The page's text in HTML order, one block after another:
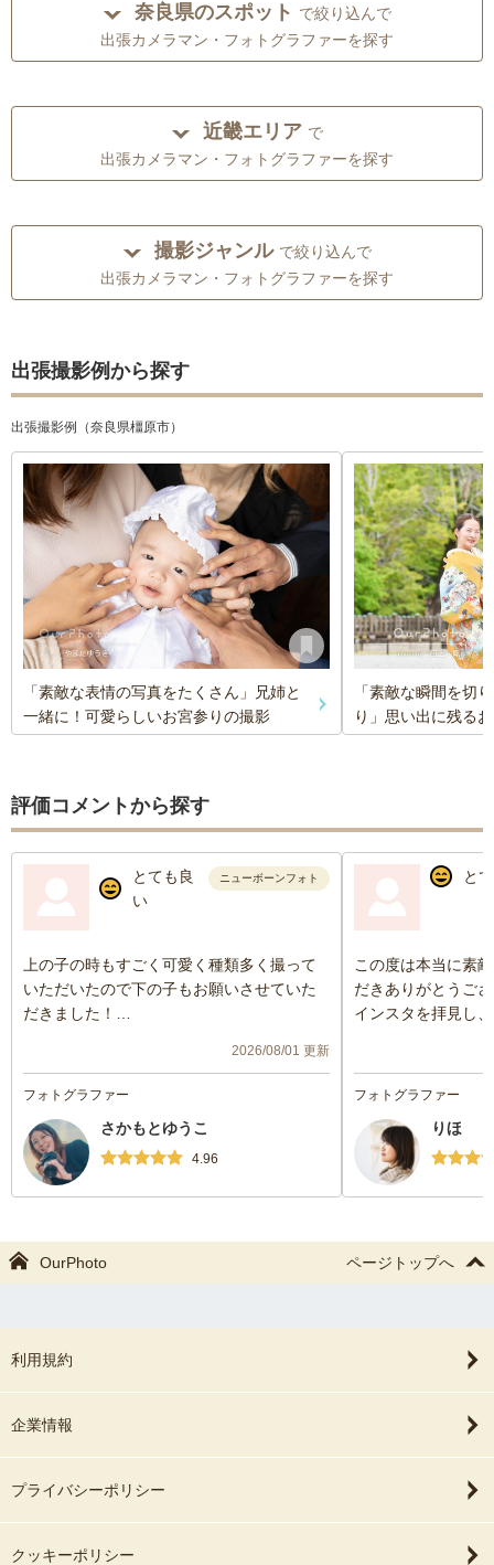
奈良県のスポット で絞り込んで
出張カメラマン・フォトグラファーを探す
近畿エリア で
出張カメラマン・フォトグラファーを探す
撮影ジャンル で絞り込んで
出張カメラマン・フォトグラファーを探す
出張撮影例から探す
出張撮影例（奈良県橿原市）
「素敵な表情の写真をたくさん」兄姉と
一緒に！可愛らしいお宮参りの撮影
「素敵な瞬間を切
り」思い出に残る
評価コメントから探す
とても良
い
ニューボーンフォト
上の子の時もすごく可愛く種類多く撮って
いただいたので下の子もお願いさせていた
だきました！
2026/08/01 更新
フォトグラファー
さかもとゆうこ
4.96
と
この度は本当に素
だきありがとうご
インスタを拝見し
えていただき、と
張することなく、
す！りほさんにお
です！七五三の時
フォトグラファー
りほ
OurPhoto ページトップへ
利用規約
企業情報
プライバシーポリシー
クッキーポリシー